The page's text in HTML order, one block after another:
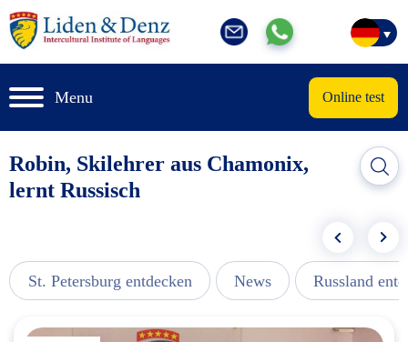
Menu Online test
Robin, Skilehrer aus Chamonix,
lernt Russisch
St. Petersburg entdecken News Russland